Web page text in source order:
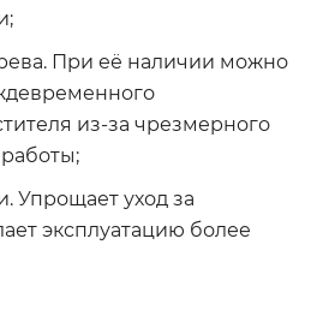
При её наличии можно
из-за чрезмерного
Упрощает уход за
эксплуатацию более